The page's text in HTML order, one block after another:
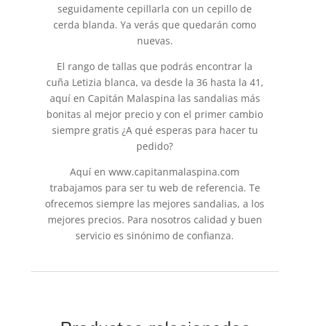
seguidamente cepillarla con un cepillo de
cerda blanda. Ya verás que quedarán como
nuevas.
El rango de tallas que podrás encontrar la
cuña Letizia blanca, va desde la 36 hasta la 41,
aquí en Capitán Malaspina las sandalias más
bonitas al mejor precio y con el primer cambio
siempre gratis ¿A qué esperas para hacer tu
pedido?
Aquí en www.capitanmalaspina.com
trabajamos para ser tu web de referencia. Te
ofrecemos siempre las mejores sandalias, a los
mejores precios. Para nosotros calidad y buen
servicio es sinónimo de confianza.